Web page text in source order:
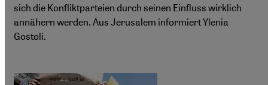
sich die Konfliktparteien durch seinen Einfluss wirklich
annähern werden. Aus Jerusalem informiert Ylenia
Gostoli.